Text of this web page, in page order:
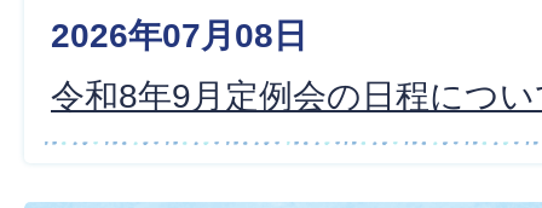
2026年07月08日
令和8年9月定例会の日程につ